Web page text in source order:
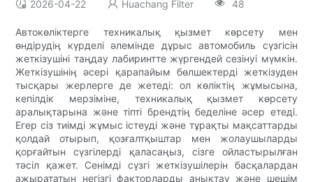
2026-04-22 Huachang Filter 48
Автокөліктерге техникалық қызмет көрсету мен
өндірудің күрделі әлемінде дұрыс автомобиль сүзгісін
жеткізушіні таңдау лабиринтте жүргендей сезінуі мүмкін.
Жеткізушінің әсері қарапайым бөлшектерді жеткізуден
тысқары жерлерге де жетеді: ол көліктің жұмысына,
кепілдік мерзіміне, техникалық қызмет көрсету
аралықтарына және тіпті брендтің беделіне әсер етеді.
Егер сіз тиімді жұмыс істеуді және тұрақты мақсаттарды
қолдай отырып, қозғалтқыштар мен жолаушыларды
қорғайтын сүзгілерді қаласаңыз, сізге ойластырылған
тәсіл қажет. Сенімді сүзгі жеткізушілерін басқалардан
ажырататын негізгі факторларды анықтау және шешім